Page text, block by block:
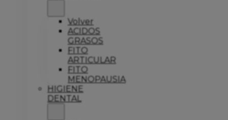
Volver
ACIDOS
GRASOS
FITO
ARTICULAR
FITO
MENOPAUSIA
HIGIENE
DENTAL